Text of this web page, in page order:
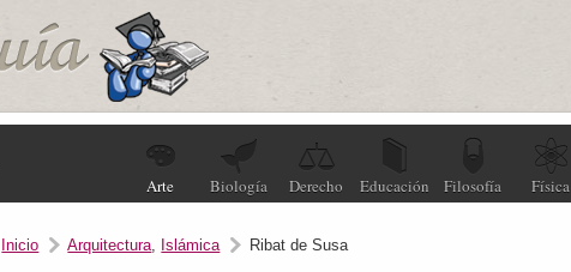
Arte Biología Derecho Educación Filosofía Física
Inicio Arquitectura, Islámica Ribat de Susa